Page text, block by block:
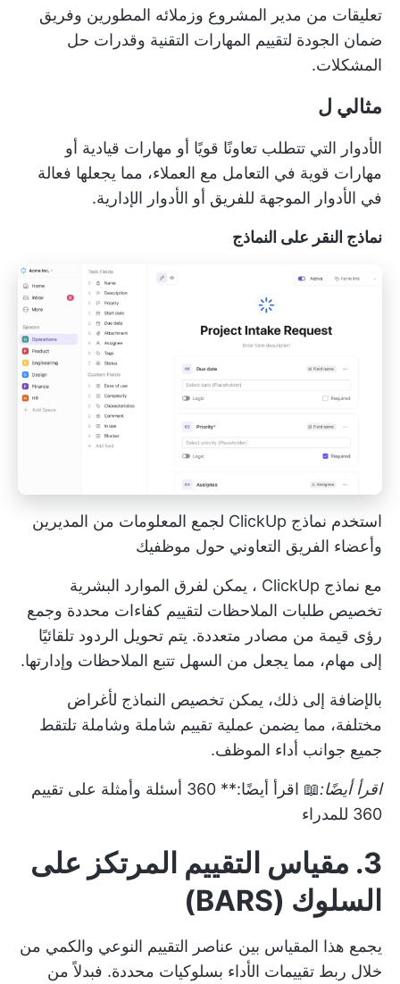
تعليقات من مدير المشروع وزملائه المطورين وفريق
ضمان الجودة لتقييم المهارات التقنية وقدرات حل
المشكلات.
مثالي ل
الأدوار التي تتطلب تعاونًا قويًا أو مهارات قيادية أو
مهارات قوية في التعامل مع العملاء، مما يجعلها فعالة
في الأدوار الموجهة للفريق أو الأدوار الإدارية.
نماذج النقر على النماذج
استخدم نماذج ClickUp لجمع المعلومات من المديرين
وأعضاء الفريق التعاوني حول موظفيك
مع نماذج ClickUp
، يمكن لفرق الموارد البشرية
تخصيص طلبات الملاحظات لتقييم كفاءات محددة وجمع
رؤى قيمة من مصادر متعددة. يتم تحويل الردود تلقائيًا
إلى مهام، مما يجعل من السهل تتبع الملاحظات وإدارتها.
بالإضافة إلى ذلك، يمكن تخصيص النماذج لأغراض
مختلفة، مما يضمن عملية تقييم شاملة وشاملة تلتقط
جميع جوانب أداء الموظف.
اقرأ أيضًا:📖 اقرأ أيضًا:**
360 أسئلة وأمثلة على تقييم
360 للمدراء
3. مقياس التقييم المرتكز على
السلوك (BARS)
يجمع هذا المقياس بين عناصر التقييم النوعي والكمي من
خلال ربط تقييمات الأداء بسلوكيات محددة. فبدلاً من